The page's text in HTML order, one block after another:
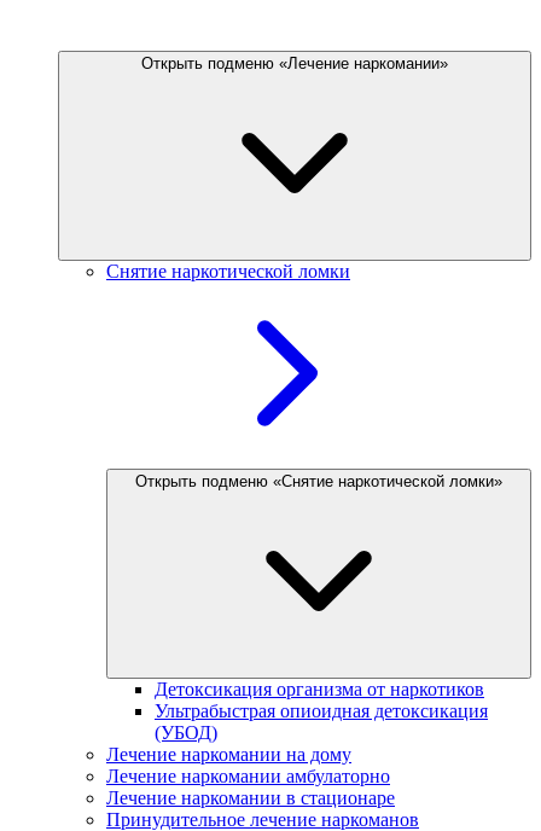
Открыть подменю «Лечение наркомании»
Снятие наркотической ломки
Открыть подменю «Снятие наркотической ломки»
Детоксикация организма от наркотиков
Ультрабыстрая опиоидная детоксикация
(УБОД)
Лечение наркомании на дому
Лечение наркомании амбулаторно
Лечение наркомании в стационаре
Принудительное лечение наркоманов